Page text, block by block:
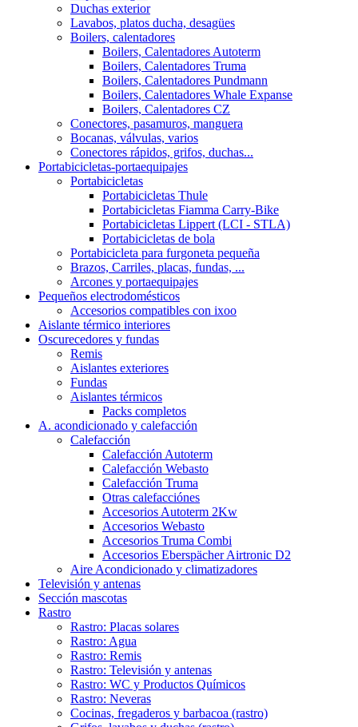
Duchas exterior
Lavabos, platos ducha, desagües
Boilers, calentadores
Boilers, Calentadores Autoterm
Boilers, Calentadores Truma
Boilers, Calentadores Pundmann
Boilers, Calentadores Whale Expanse
Boilers, Calentadores CZ
Conectores, pasamuros, manguera
Bocanas, válvulas, varios
Conectores rápidos, grifos, duchas...
Portabicicletas-portaequipajes
Portabicicletas
Portabicicletas Thule
Portabicicletas Fiamma Carry-Bike
Portabicicletas Lippert (LCI - STLA)
Portabicicletas de bola
Portabicicleta para furgoneta pequeña
Brazos, Carriles, placas, fundas, ...
Arcones y portaequipajes
Pequeños electrodomésticos
Accesorios compatibles con ixoo
Aislante térmico interiores
Oscurecedores y fundas
Remis
Aislantes exteriores
Fundas
Aislantes térmicos
Packs completos
A. acondicionado y calefacción
Calefacción
Calefacción Autoterm
Calefacción Webasto
Calefacción Truma
Otras calefacciónes
Accesorios Autoterm 2Kw
Accesorios Webasto
Accesorios Truma Combi
Accesorios Eberspächer Airtronic D2
Aire Acondicionado y climatizadores
Televisión y antenas
Sección mascotas
Rastro
Rastro: Placas solares
Rastro: Agua
Rastro: Remis
Rastro: Televisión y antenas
Rastro: WC y Productos Químicos
Rastro: Neveras
Cocinas, fregaderos y barbacoa (rastro)